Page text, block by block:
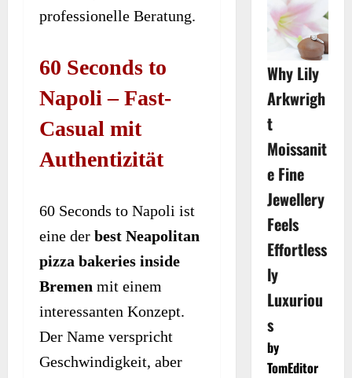
professionelle Beratung.
60 Seconds to
Napoli – Fast-
Casual mit
Authentizität
60 Seconds to Napoli ist
eine der best Neapolitan
pizza bakeries inside
Bremen mit einem
interessanten Konzept.
Der Name verspricht
Geschwindigkeit, aber
Why Lily
Arkwrigh
t
Moissanit
e Fine
Jewellery
Feels
Effortless
ly
Luxuriou
s
by
TomEditor